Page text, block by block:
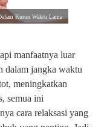
Kurun Waktu Lama
manfaatnya luar
dalam jangka waktu
meningkatkan
semua ini
cara relaksasi yang